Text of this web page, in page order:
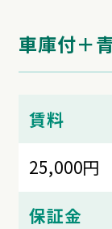
車庫付＋
賃料
25,000円
保証金